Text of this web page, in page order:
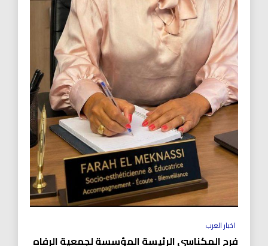
اخبار العرب
فرح المكناسي الرئيسة المؤسسة لجمعية الرفاه